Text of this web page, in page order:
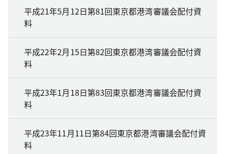
平成21年5月12日第81回東京都港湾審議会配付資
料
平成22年2月15日第82回東京都港湾審議会配付資
料
平成23年1月18日第83回東京都港湾審議会配付資
料
平成23年11月11日第84回東京都港湾審議会配付資
料